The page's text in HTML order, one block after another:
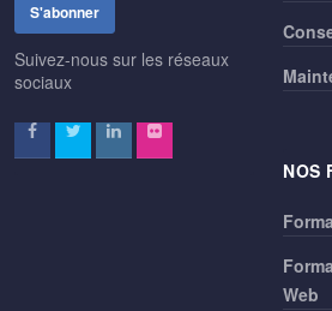
Suivez-nous sur les réseaux
sociaux
NOS
Web